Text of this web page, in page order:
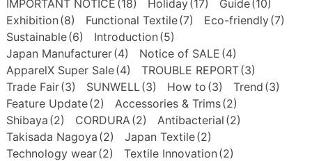
IMPORTANT NOTICE (18) Holiday(17) Guide(10)
Exhibition (8) Functional Textile(7) Eco-friendly(7)
Sustainable(6) Introduction (5)
Japan Manufacturer(4) Notice of SALE (4)
ApparelX Super Sale(4) TROUBLE REPORT(3)
Trade Fair(3) SUNWELL(3) How to (3) Trend (3)
Feature Update(2) Accessories & Trims(2)
Shibaya (2) CORDURA(2) Antibacterial (2)
Takisada Nagoya (2) Japan Textile(2)
Technology wear(2) Textile Innovation (2)